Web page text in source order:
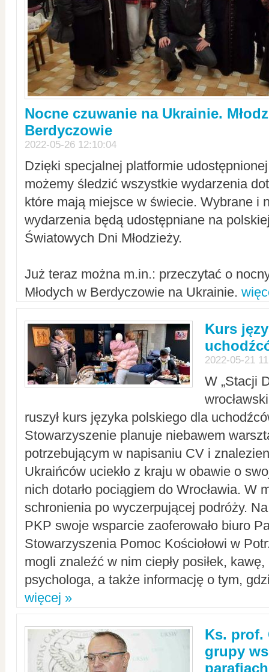
Nocne czuwanie na Ukrainie.
Berdyczowie
2022-05-26 12:10:04
Dzięki specjalnej platformie
możemy śledzić wszystkie wydarzenia
które mają miejsce w świecie. Wybrane i
wydarzenia będą udostępniane na
Światowych Dni Młodzieży.
Już teraz można m.in.: przeczytać o
Młodych w Berdyczowie na Ukrainie.
Kurs
2022-05-21
W „Stacji
ruszył kurs języka polskiego dla
Stowarzyszenie planuje niebawem
potrzebującym w napisaniu CV i
Ukraińców uciekło z kraju w obawie o
nich dotarło pociągiem do Wrocławia. W
schronienia po wyczerpującej podróży.
PKP swoje wsparcie zaoferowało biuro
Stowarzyszenia Pomoc Kościołowi w
mogli znaleźć w nim ciepły posiłek,
psychologa, a także informację o tym,
więcej »
Ks. prof.
grupy
parafiach